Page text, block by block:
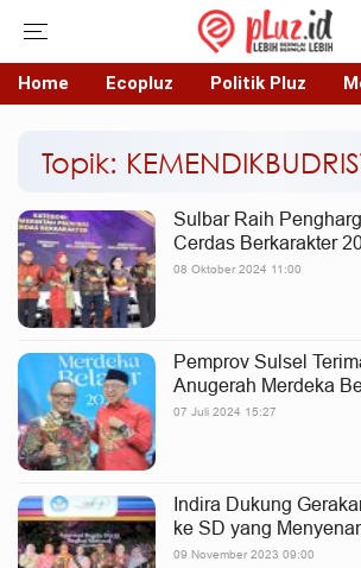
Home Ecopluz Politik Pluz
Topik:
Sulbar Raih
Cerdas Berkarakter
08 Oktober 2024 11:00
Pemprov Sulsel
Anugerah Merdeka
07 Juli 2024 15:27
Indira Dukung
ke SD yang
09 November 2023 09:00